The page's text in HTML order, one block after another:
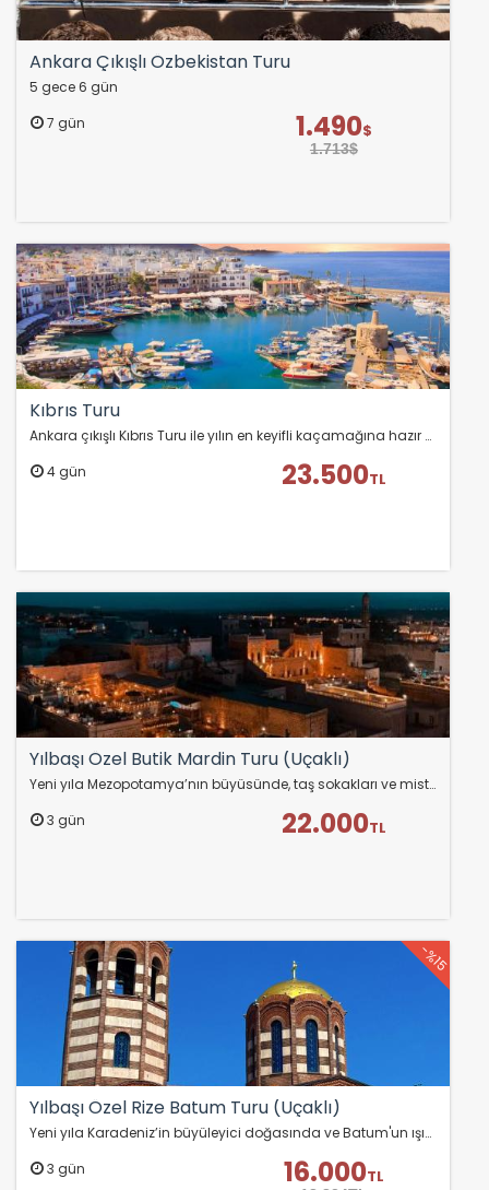
ÇEREZ KULLANIM AYARLARINIZ
Çerez tercihlerinizi belirleyin.
Ankara Çıkışlı Özbekistan Turu
5 gece 6 gün
7 gün 1.490$
1.713$
Kıbrıs Turu
Ankara çıkışlı Kıbrıs Turu ile yılın en keyifli kaçamağına hazır olun!
4 gün
23.500TL
Yılbaşı Özel Butik Mardin Turu (Uçaklı)
Yeni yıla Mezopotamya’nın büyüsünde, taş sokakları ve mistik atmosferiyle Mardin, Midyat ve Diyarbakır turuyla giriyoruz!
3 gün
22.000TL
Yılbaşı Özel Rize Batum Turu (Uçaklı)
Yeni yıla Karadeniz’in büyüleyici doğasında ve Batum'un ışıklı renkli sokaklarında “merhaba” deyin!
-%15
3 gün 16.000TL